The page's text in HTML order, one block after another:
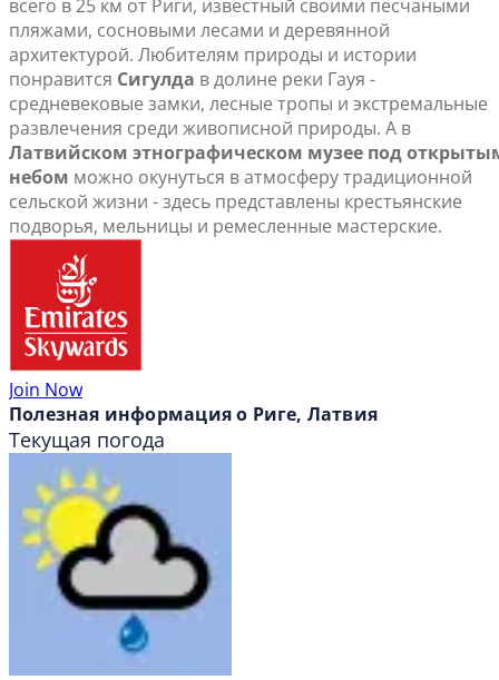
всего в 25 км от Риги, известный своими песчаными
пляжами, сосновыми лесами и деревянной
архитектурой. Любителям природы и истории
понравится Сигулда в долине реки Гауя -
средневековые замки, лесные тропы и экстремальные
развлечения среди живописной природы. А в
Латвийском этнографическом музее под
небом можно окунуться в атмосферу традиционной
сельской жизни - здесь представлены крестьянские
подворья, мельницы и ремесленные мастерские.
Join Now
Полезная информация о Риге, Латвия
Текущая погода